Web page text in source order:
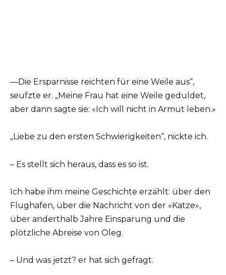
—Die Ersparnisse reichten für eine Weile aus“,
seufzte er. „Meine Frau hat eine Weile geduldet,
aber dann sagte sie: «Ich will nicht in Armut leben.»
„Liebe zu den ersten Schwierigkeiten“, nickte ich.
– Es stellt sich heraus, dass es so ist.
Ich habe ihm meine Geschichte erzählt: über den
Flughafen, über die Nachricht von der «Katze»,
über anderthalb Jahre Einsparung und die
plötzliche Abreise von Oleg.
– Und was jetzt? er hat sich gefragt.